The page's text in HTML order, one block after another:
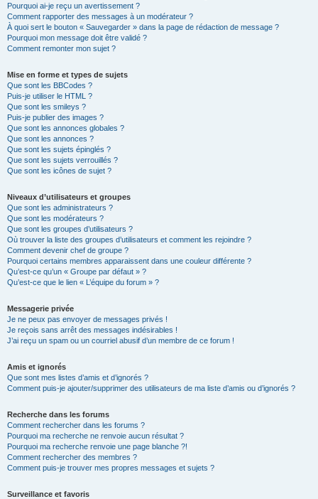
Pourquoi ai-je reçu un avertissement ?
Comment rapporter des messages à un modérateur ?
À quoi sert le bouton « Sauvegarder » dans la page de rédaction de message ?
Pourquoi mon message doit être validé ?
Comment remonter mon sujet ?
Mise en forme et types de sujets
Que sont les BBCodes ?
Puis-je utiliser le HTML ?
Que sont les smileys ?
Puis-je publier des images ?
Que sont les annonces globales ?
Que sont les annonces ?
Que sont les sujets épinglés ?
Que sont les sujets verrouillés ?
Que sont les icônes de sujet ?
Niveaux d’utilisateurs et groupes
Que sont les administrateurs ?
Que sont les modérateurs ?
Que sont les groupes d’utilisateurs ?
Où trouver la liste des groupes d’utilisateurs et comment les rejoindre ?
Comment devenir chef de groupe ?
Pourquoi certains membres apparaissent dans une couleur différente ?
Qu’est-ce qu’un « Groupe par défaut » ?
Qu’est-ce que le lien « L’équipe du forum » ?
Messagerie privée
Je ne peux pas envoyer de messages privés !
Je reçois sans arrêt des messages indésirables !
J’ai reçu un spam ou un courriel abusif d’un membre de ce forum !
Amis et ignorés
Que sont mes listes d’amis et d’ignorés ?
Comment puis-je ajouter/supprimer des utilisateurs de ma liste d’amis ou d’ignorés ?
Recherche dans les forums
Comment rechercher dans les forums ?
Pourquoi ma recherche ne renvoie aucun résultat ?
Pourquoi ma recherche renvoie une page blanche ?!
Comment rechercher des membres ?
Comment puis-je trouver mes propres messages et sujets ?
Surveillance et favoris